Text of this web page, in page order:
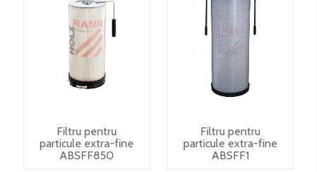
Filtru pentru
particule extra-fine
ABSFF850
Filtru pentru
particule extra-fine
ABSFF1